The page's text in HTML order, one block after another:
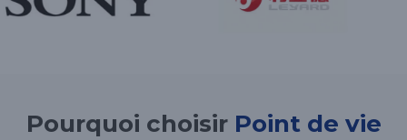
Pourquoi choisir Point de vie